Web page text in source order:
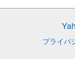
プライバ